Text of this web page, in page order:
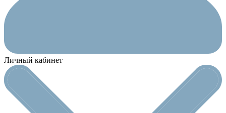
Личный кабинет